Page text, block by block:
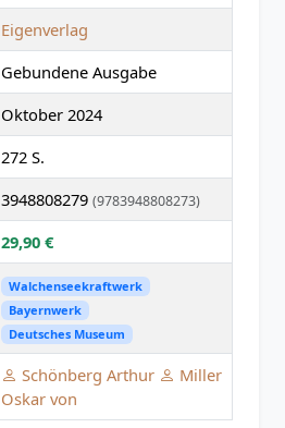
Eigenverlag
Gebundene Ausgabe
Oktober 2024
272 S.
3948808279 (9783948808273)
29,90 €
Walchenseekraftwerk
Bayernwerk
Deutsches Museum
Schönberg Arthur
Miller
Oskar von